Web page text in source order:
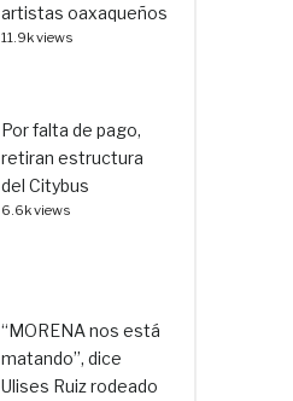
artistas oaxaqueños
11.9k views
Por falta de pago,
retiran estructura
del Citybus
6.6k views
“MORENA nos está
matando”, dice
Ulises Ruiz rodeado